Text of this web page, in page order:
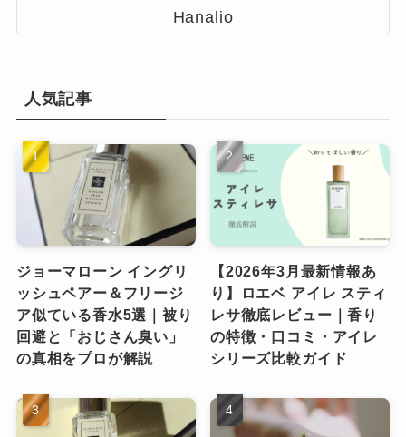
Hanalio
人気記事
ジョーマローン イングリ
ッシュペアー＆フリージ
ア似ている香水5選｜被り
回避と「おじさん臭い」
の真相をプロが解説
【2026年3月最新情報あ
り】ロエベ アイレ スティ
レサ徹底レビュー｜香り
の特徴・口コミ・アイレ
シリーズ比較ガイド